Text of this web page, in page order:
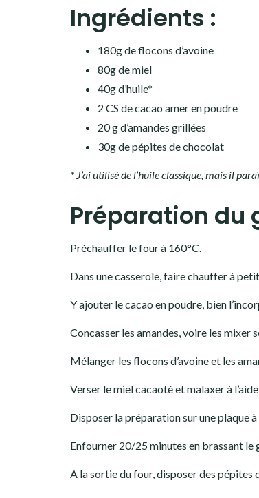
Ingrédients :
180g de flocons d’avoine
80g de miel
40g d’huile*
2 CS de cacao amer en poudre
20 g d’amandes grillées
30g de pépites de chocolat
* J’ai utilisé de l’huile classique, mais il
Préparation du
Préchauffer le four à 160°C.
Dans une casserole, faire chauffer à
Y ajouter le cacao en poudre, bien
Concasser les amandes, voire les mixer
Mélanger les flocons d’avoine et les
Verser le miel cacaoté et malaxer à
Disposer la préparation sur une plaque
Enfourner 20/25 minutes en brassant le
A la sortie du four, disposer des